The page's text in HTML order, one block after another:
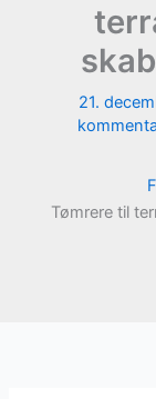
21.
Tømrere til